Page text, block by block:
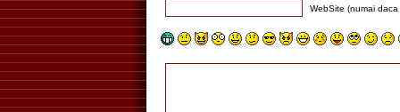
WebSite (numai daca